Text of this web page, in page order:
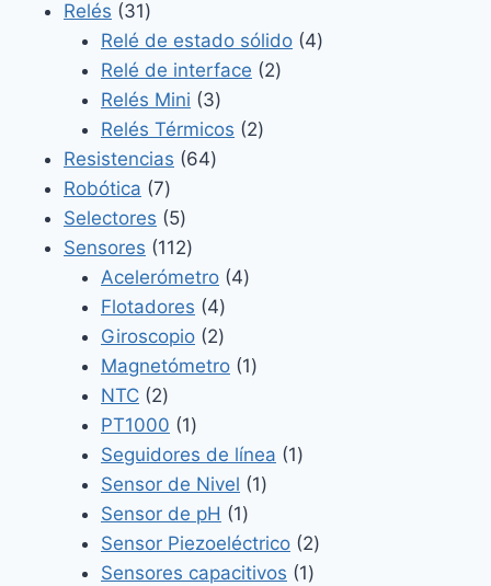
Relés 3131
productos
Relé de estado sólido 44
Relé de interface 22
Relés Mini 33
productos
Relés Térmicos 22
Resistencias 6464
Robótica 77
productos
Selectores 55
productos
Sensores 112112
productos
Acelerómetro 44
Flotadores 44
productos
Giroscopio 22
productos
Magnetómetro 11
NTC 22
productos
PT1000 11
producto
Seguidores de línea 11
Sensor de Nivel 11
Sensor de pH 11
producto
Sensor Piezoeléctrico 22
productos
Sensores capacitivos 11